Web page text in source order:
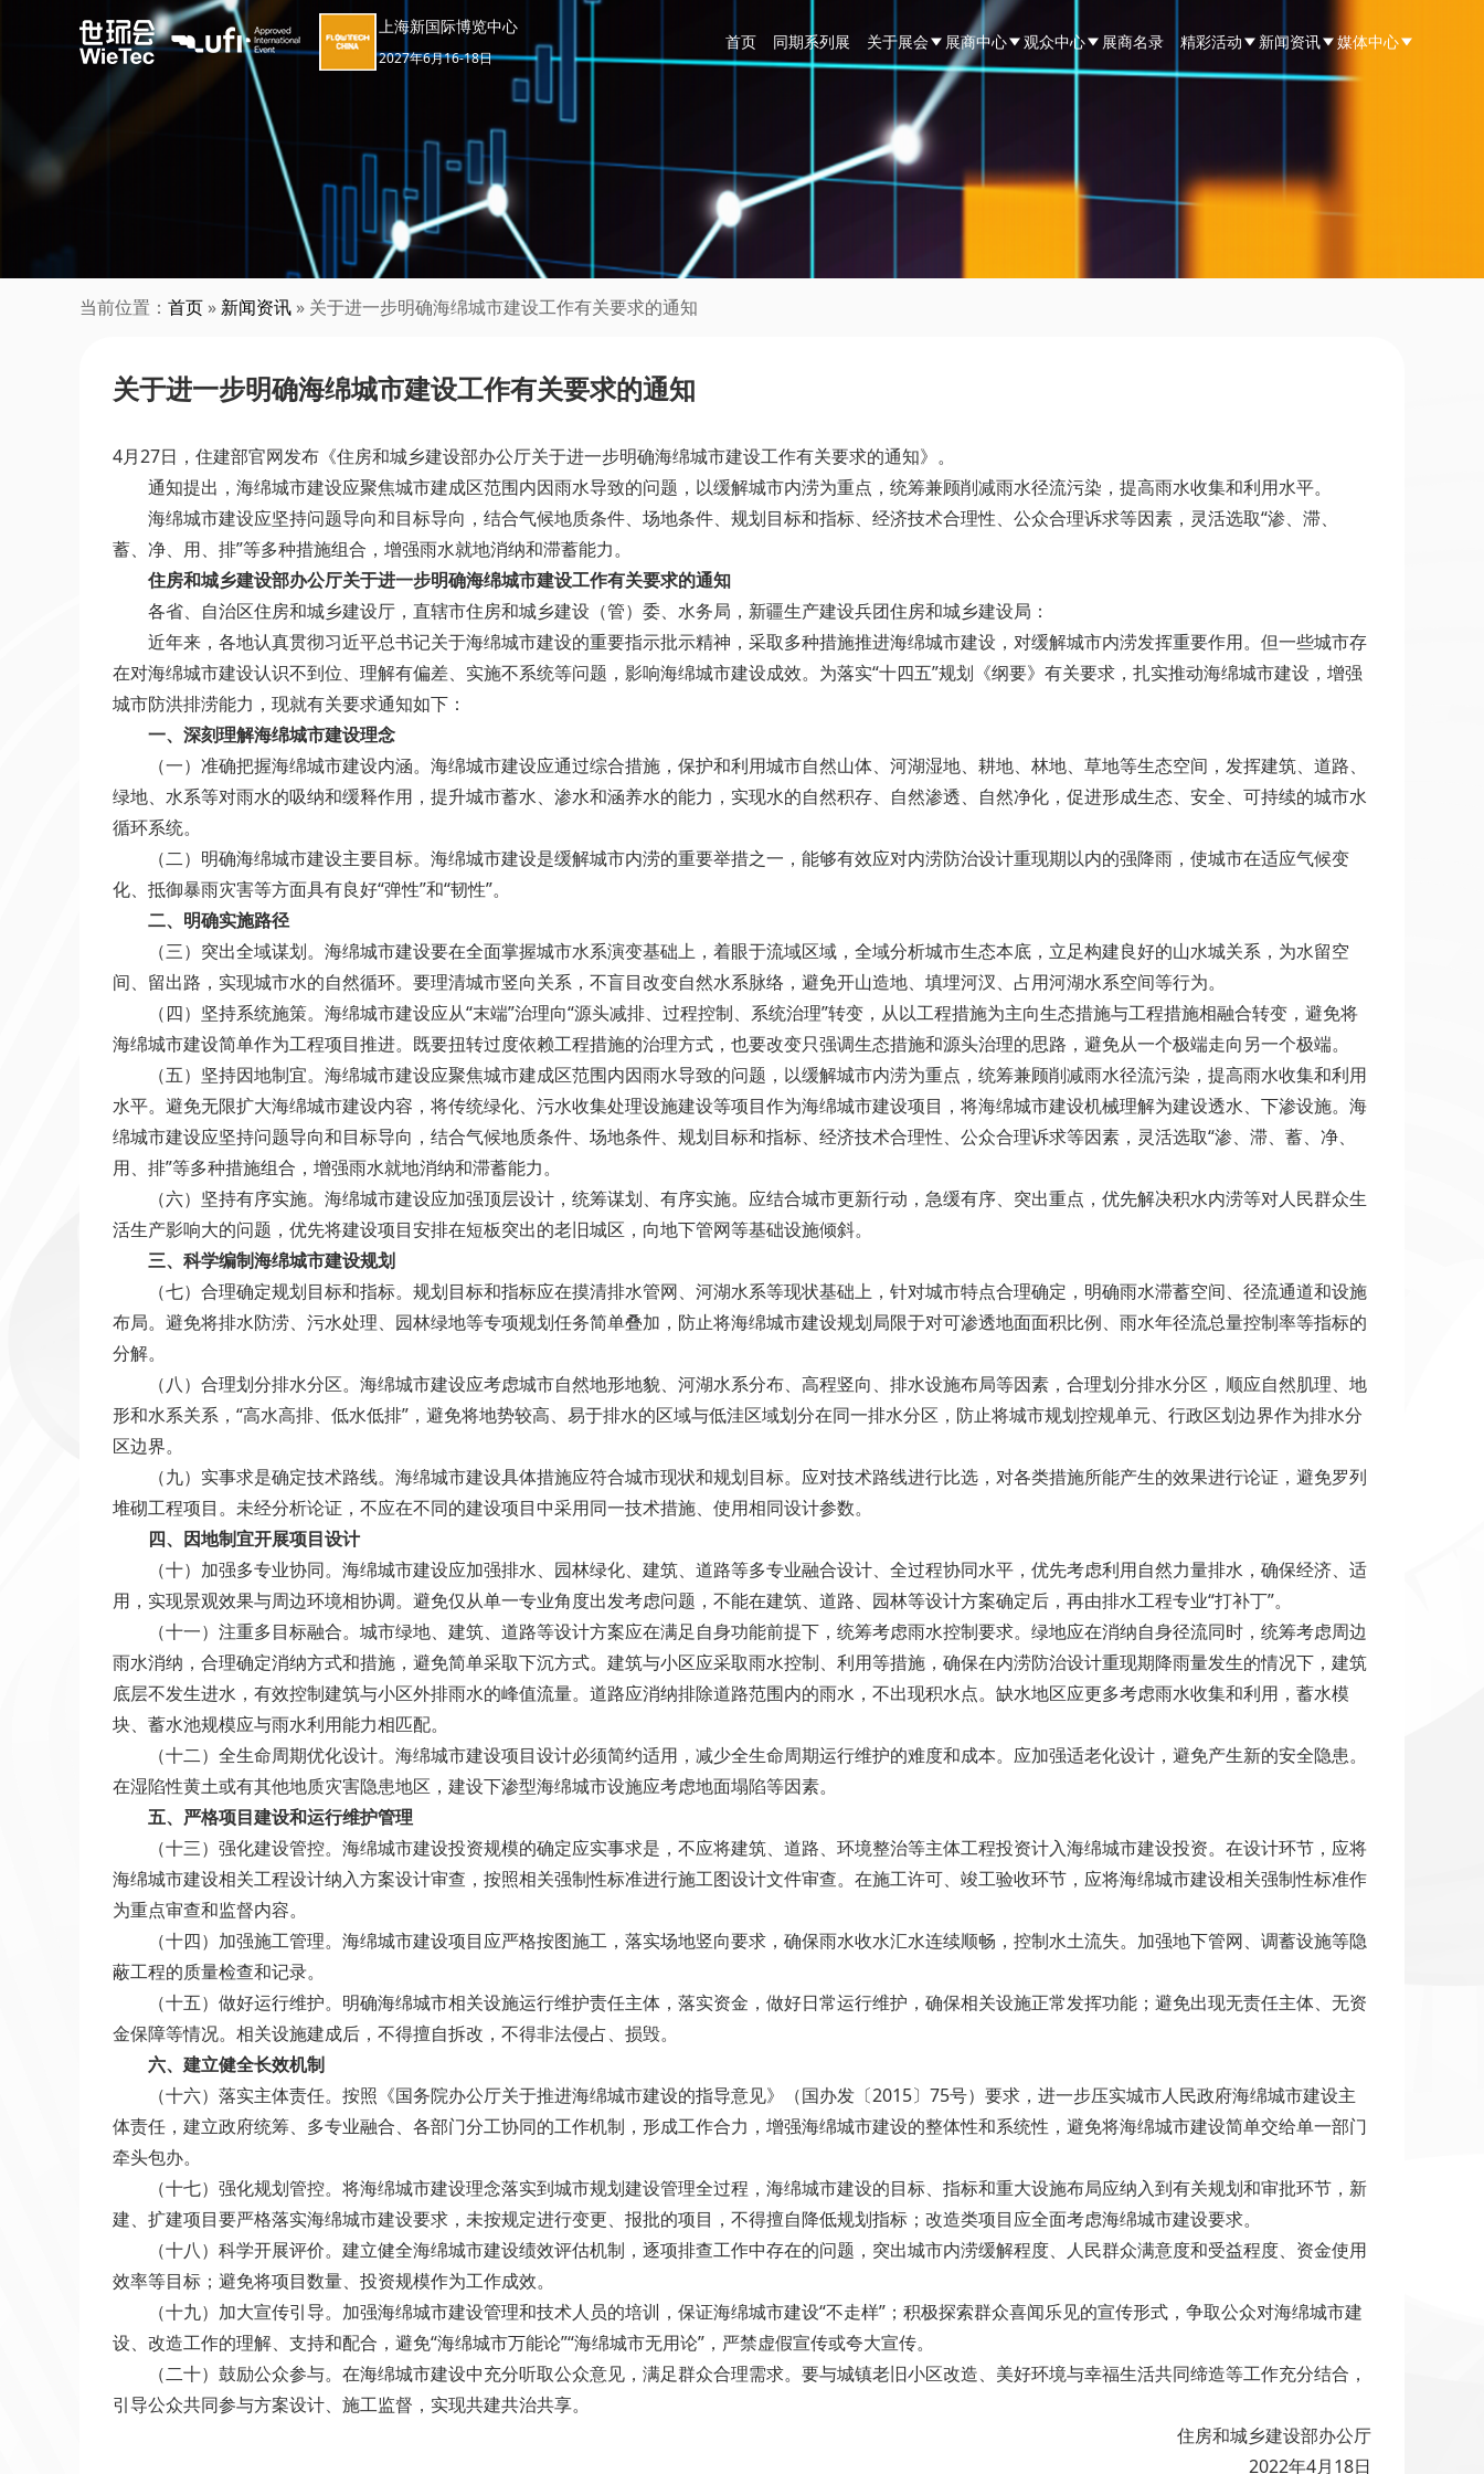
上海新国际博览中心
2027年6月16-18日
首页 同期系列展 关于展会 展商中心 观众中心 展商名录 精彩活动 新闻资讯 媒体中心
当前位置： 首页 » 新闻资讯 » 关于进一步明确海绵城市建设工作有关要求的通知
关于进一步明确海绵城市建设工作有关要求的通知
4月27日，住建部官网发布《住房和城乡建设部办公厅关于进一步明确海绵城市建设工作有关要求的通知》。
通知提出，海绵城市建设应聚焦城市建成区范围内因雨水导致的问题，以缓解城市内涝为重点，统筹兼顾削减雨水径流污染，提高雨水收集和利用水平。
海绵城市建设应坚持问题导向和目标导向，结合气候地质条件、场地条件、规划目标和指标、经济技术合理性、公众合理诉求等因素，灵活选取“渗、滞、
蓄、净、用、排”等多种措施组合，增强雨水就地消纳和滞蓄能力。
住房和城乡建设部办公厅关于进一步明确海绵城市建设工作有关要求的通知
各省、自治区住房和城乡建设厅，直辖市住房和城乡建设（管）委、水务局，新疆生产建设兵团住房和城乡建设局：
近年来，各地认真贯彻习近平总书记关于海绵城市建设的重要指示批示精神，采取多种措施推进海绵城市建设，对缓解城市内涝发挥重要作用。但一些城市存
在对海绵城市建设认识不到位、理解有偏差、实施不系统等问题，影响海绵城市建设成效。为落实“十四五”规划《纲要》有关要求，扎实推动海绵城市建设，增强
城市防洪排涝能力，现就有关要求通知如下：
一、深刻理解海绵城市建设理念
（一）准确把握海绵城市建设内涵。海绵城市建设应通过综合措施，保护和利用城市自然山体、河湖湿地、耕地、林地、草地等生态空间，发挥建筑、道路、
绿地、水系等对雨水的吸纳和缓释作用，提升城市蓄水、渗水和涵养水的能力，实现水的自然积存、自然渗透、自然净化，促进形成生态、安全、可持续的城市水
循环系统。
（二）明确海绵城市建设主要目标。海绵城市建设是缓解城市内涝的重要举措之一，能够有效应对内涝防治设计重现期以内的强降雨，使城市在适应气候变
化、抵御暴雨灾害等方面具有良好“弹性”和“韧性”。
二、明确实施路径
（三）突出全域谋划。海绵城市建设要在全面掌握城市水系演变基础上，着眼于流域区域，全域分析城市生态本底，立足构建良好的山水城关系，为水留空
间、留出路，实现城市水的自然循环。要理清城市竖向关系，不盲目改变自然水系脉络，避免开山造地、填埋河汊、占用河湖水系空间等行为。
（四）坚持系统施策。海绵城市建设应从“末端”治理向“源头减排、过程控制、系统治理”转变，从以工程措施为主向生态措施与工程措施相融合转变，避免将
海绵城市建设简单作为工程项目推进。既要扭转过度依赖工程措施的治理方式，也要改变只强调生态措施和源头治理的思路，避免从一个极端走向另一个极端。
（五）坚持因地制宜。海绵城市建设应聚焦城市建成区范围内因雨水导致的问题，以缓解城市内涝为重点，统筹兼顾削减雨水径流污染，提高雨水收集和利用
水平。避免无限扩大海绵城市建设内容，将传统绿化、污水收集处理设施建设等项目作为海绵城市建设项目，将海绵城市建设机械理解为建设透水、下渗设施。海
绵城市建设应坚持问题导向和目标导向，结合气候地质条件、场地条件、规划目标和指标、经济技术合理性、公众合理诉求等因素，灵活选取“渗、滞、蓄、净、
用、排”等多种措施组合，增强雨水就地消纳和滞蓄能力。
（六）坚持有序实施。海绵城市建设应加强顶层设计，统筹谋划、有序实施。应结合城市更新行动，急缓有序、突出重点，优先解决积水内涝等对人民群众生
活生产影响大的问题，优先将建设项目安排在短板突出的老旧城区，向地下管网等基础设施倾斜。
三、科学编制海绵城市建设规划
（七）合理确定规划目标和指标。规划目标和指标应在摸清排水管网、河湖水系等现状基础上，针对城市特点合理确定，明确雨水滞蓄空间、径流通道和设施
布局。避免将排水防涝、污水处理、园林绿地等专项规划任务简单叠加，防止将海绵城市建设规划局限于对可渗透地面面积比例、雨水年径流总量控制率等指标的
分解。
（八）合理划分排水分区。海绵城市建设应考虑城市自然地形地貌、河湖水系分布、高程竖向、排水设施布局等因素，合理划分排水分区，顺应自然肌理、地
形和水系关系，“高水高排、低水低排”，避免将地势较高、易于排水的区域与低洼区域划分在同一排水分区，防止将城市规划控规单元、行政区划边界作为排水分
区边界。
（九）实事求是确定技术路线。海绵城市建设具体措施应符合城市现状和规划目标。应对技术路线进行比选，对各类措施所能产生的效果进行论证，避免罗列
堆砌工程项目。未经分析论证，不应在不同的建设项目中采用同一技术措施、使用相同设计参数。
四、因地制宜开展项目设计
（十）加强多专业协同。海绵城市建设应加强排水、园林绿化、建筑、道路等多专业融合设计、全过程协同水平，优先考虑利用自然力量排水，确保经济、适
用，实现景观效果与周边环境相协调。避免仅从单一专业角度出发考虑问题，不能在建筑、道路、园林等设计方案确定后，再由排水工程专业“打补丁”。
（十一）注重多目标融合。城市绿地、建筑、道路等设计方案应在满足自身功能前提下，统筹考虑雨水控制要求。绿地应在消纳自身径流同时，统筹考虑周边
雨水消纳，合理确定消纳方式和措施，避免简单采取下沉方式。建筑与小区应采取雨水控制、利用等措施，确保在内涝防治设计重现期降雨量发生的情况下，建筑
底层不发生进水，有效控制建筑与小区外排雨水的峰值流量。道路应消纳排除道路范围内的雨水，不出现积水点。缺水地区应更多考虑雨水收集和利用，蓄水模
块、蓄水池规模应与雨水利用能力相匹配。
（十二）全生命周期优化设计。海绵城市建设项目设计必须简约适用，减少全生命周期运行维护的难度和成本。应加强适老化设计，避免产生新的安全隐患。
在湿陷性黄土或有其他地质灾害隐患地区，建设下渗型海绵城市设施应考虑地面塌陷等因素。
五、严格项目建设和运行维护管理
（十三）强化建设管控。海绵城市建设投资规模的确定应实事求是，不应将建筑、道路、环境整治等主体工程投资计入海绵城市建设投资。在设计环节，应将
海绵城市建设相关工程设计纳入方案设计审查，按照相关强制性标准进行施工图设计文件审查。在施工许可、竣工验收环节，应将海绵城市建设相关强制性标准作
为重点审查和监督内容。
（十四）加强施工管理。海绵城市建设项目应严格按图施工，落实场地竖向要求，确保雨水收水汇水连续顺畅，控制水土流失。加强地下管网、调蓄设施等隐
蔽工程的质量检查和记录。
（十五）做好运行维护。明确海绵城市相关设施运行维护责任主体，落实资金，做好日常运行维护，确保相关设施正常发挥功能；避免出现无责任主体、无资
金保障等情况。相关设施建成后，不得擅自拆改，不得非法侵占、损毁。
六、建立健全长效机制
（十六）落实主体责任。按照《国务院办公厅关于推进海绵城市建设的指导意见》（国办发〔2015〕75号）要求，进一步压实城市人民政府海绵城市建设主
体责任，建立政府统筹、多专业融合、各部门分工协同的工作机制，形成工作合力，增强海绵城市建设的整体性和系统性，避免将海绵城市建设简单交给单一部门
牵头包办。
（十七）强化规划管控。将海绵城市建设理念落实到城市规划建设管理全过程，海绵城市建设的目标、指标和重大设施布局应纳入到有关规划和审批环节，新
建、扩建项目要严格落实海绵城市建设要求，未按规定进行变更、报批的项目，不得擅自降低规划指标；改造类项目应全面考虑海绵城市建设要求。
（十八）科学开展评价。建立健全海绵城市建设绩效评估机制，逐项排查工作中存在的问题，突出城市内涝缓解程度、人民群众满意度和受益程度、资金使用
效率等目标；避免将项目数量、投资规模作为工作成效。
（十九）加大宣传引导。加强海绵城市建设管理和技术人员的培训，保证海绵城市建设“不走样”；积极探索群众喜闻乐见的宣传形式，争取公众对海绵城市建
设、改造工作的理解、支持和配合，避免“海绵城市万能论”“海绵城市无用论”，严禁虚假宣传或夸大宣传。
（二十）鼓励公众参与。在海绵城市建设中充分听取公众意见，满足群众合理需求。要与城镇老旧小区改造、美好环境与幸福生活共同缔造等工作充分结合，
引导公众共同参与方案设计、施工监督，实现共建共治共享。
住房和城乡建设部办公厅
2022年4月18日